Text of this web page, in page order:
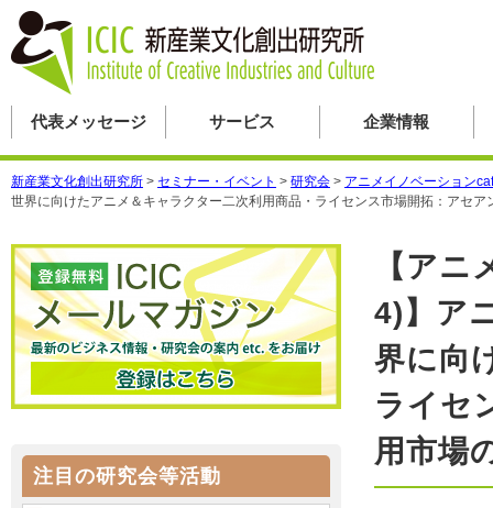
代表メッセージ サービス 企業情報
新産業文化創出研究所 > セミナー・イベント > 研究会 > アニメイノベーション
世界に向けたアニメ＆キャラクター二次利用商品・ライセンス市場開拓：アセ
【ア
4)】ア
界に向
ライセ
用市場
注目の研究会等活動